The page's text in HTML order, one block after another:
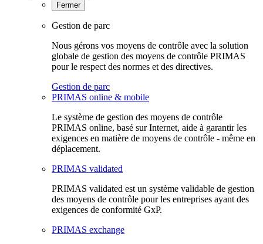
Fermer
Gestion de parc
Nous gérons vos moyens de contrôle avec la solution
globale de gestion des moyens de contrôle PRIMAS
pour le respect des normes et des directives.
Gestion de parc
PRIMAS online & mobile
Le système de gestion des moyens de contrôle
PRIMAS online, basé sur Internet, aide à garantir les
exigences en matière de moyens de contrôle - même en
déplacement.
PRIMAS validated
PRIMAS validated est un système validable de gestion
des moyens de contrôle pour les entreprises ayant des
exigences de conformité GxP.
PRIMAS exchange